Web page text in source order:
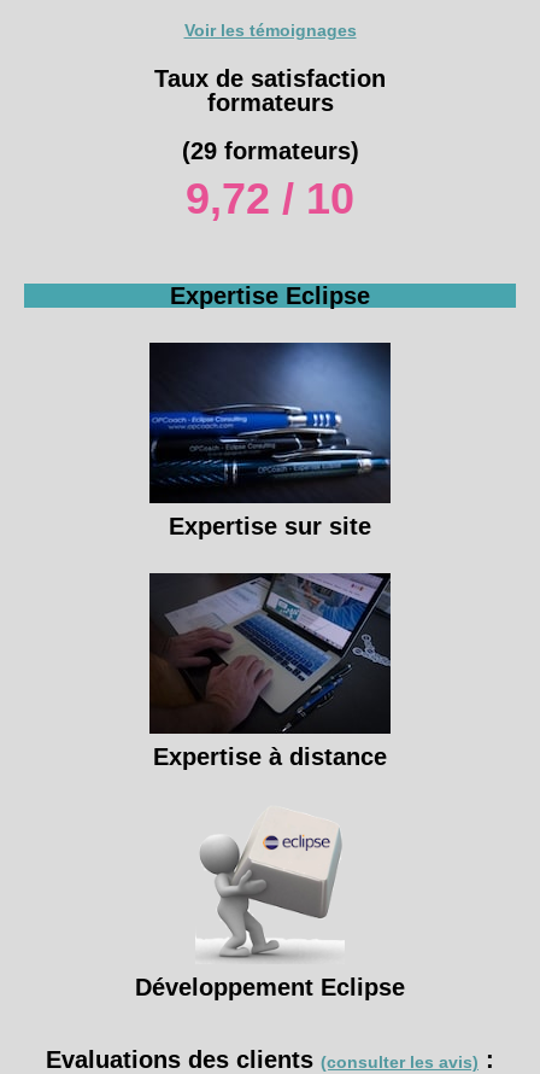
Voir les témoignages
Taux de satisfaction
formateurs
(29 formateurs)
9,72 / 10
Expertise Eclipse
Expertise sur site
Expertise à distance
Développement Eclipse
Evaluations des clients (consulter les avis) :